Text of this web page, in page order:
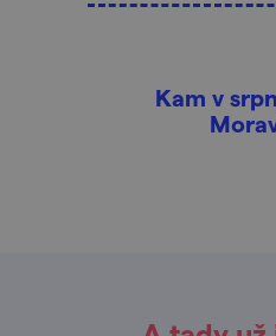
Kam v